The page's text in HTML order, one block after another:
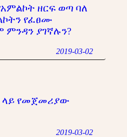
ዘርፍ ወጣ ባለ
የፈፀሙ
ያገኛሉን?
2019-03-02
የመጀመሪያው
2019-03-02